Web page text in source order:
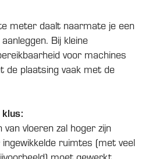
meter daalt naarmate je een
Bij kleine
voor machines
de plaatsing vaak met de
vloeren zal hoger zijn
ruimtes (met veel
moet gewerkt